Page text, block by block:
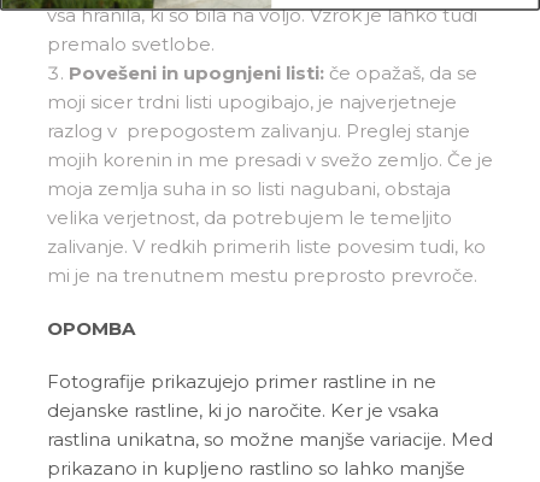
vsa hranila, ki so bila na voljo. Vzrok je lahko tudi
premalo svetlobe.
Povešeni in upognjeni listi:če opažaš, da se
moji sicer trdni listi upogibajo, je najverjetneje
razlog v prepogostem zalivanju. Preglej stanje
mojih korenin in me presadi v svežo zemljo. Če je
moja zemlja suha in so listi nagubani, obstaja
velika verjetnost, da potrebujem le temeljito
zalivanje. V redkih primerih liste povesim tudi, ko
mi je na trenutnem mestu preprosto prevroče.
OPOMBA
Fotografije prikazujejo primer rastline in ne
dejanske rastline, ki jo naročite. Ker je vsaka
rastlina unikatna, so možne manjše variacije. Med
prikazano in kupljeno rastlino so lahko manjše